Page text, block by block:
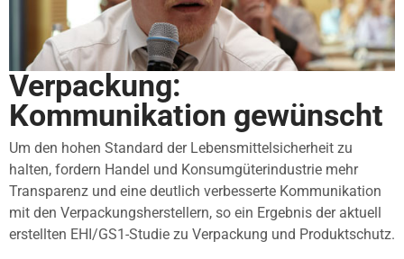
Verpackung:
Kommunikation gewünscht
Um den hohen Standard der Lebensmittelsicherheit zu
halten, fordern Handel und Konsumgüterindustrie mehr
Transparenz und eine deutlich verbesserte Kommunikation
mit den Verpackungsherstellern, so ein Ergebnis der aktuell
erstellten EHI/GS1-Studie zu Verpackung und Produktschutz.